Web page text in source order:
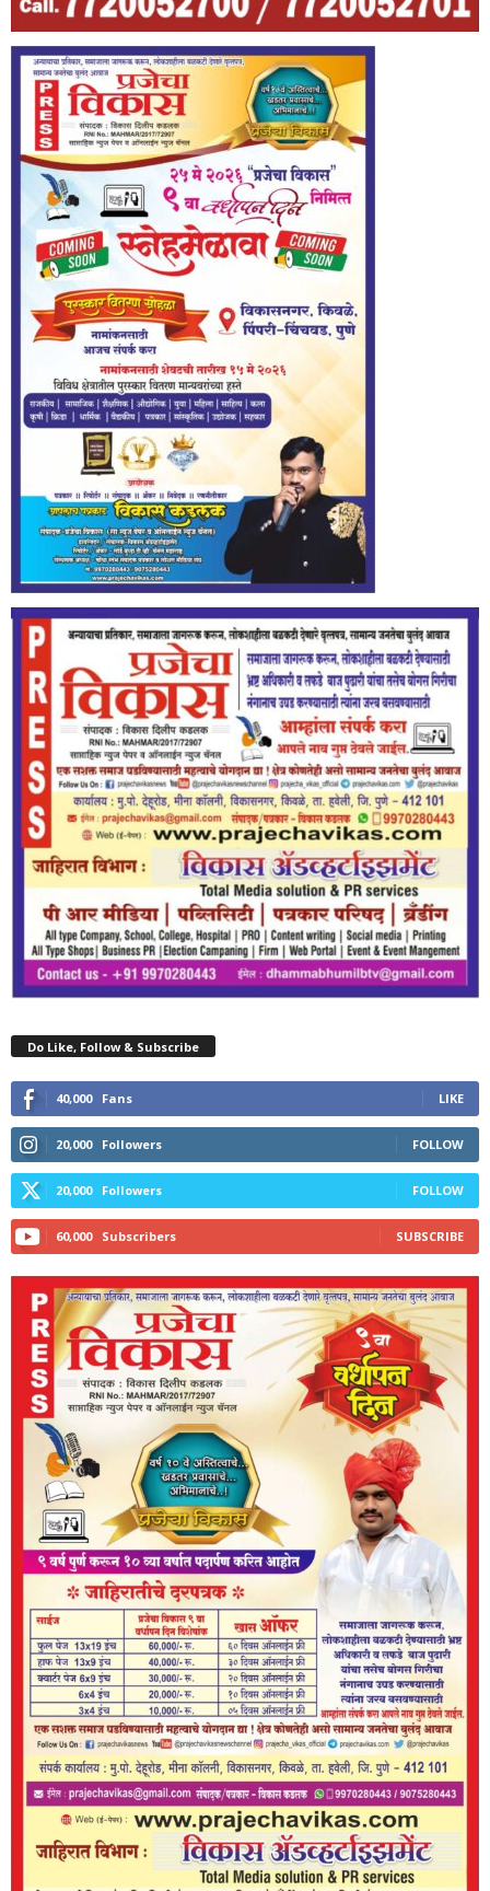
Do Like, Follow & Subscribe
40,000 Fans LIKE
20,000 Followers FOLLOW
20,000 Followers FOLLOW
60,000 Subscribers SUBSCRIBE